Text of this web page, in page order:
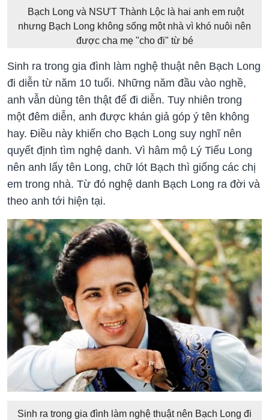
Bạch Long và NSƯT Thành Lộc là hai anh em ruột
nhưng Bạch Long không sống một nhà vì khó nuôi nên
được cha mẹ "cho đi" từ bé
Sinh ra trong gia đình làm nghệ thuật nên Bạch Long
đi diễn từ năm 10 tuổi. Những năm đầu vào nghề,
anh vẫn dùng tên thật để đi diễn. Tuy nhiên trong
một đêm diễn, anh được khán giả góp ý tên không
hay. Điều này khiến cho Bạch Long suy nghĩ nên
quyết định tìm nghệ danh. Vì hâm mộ Lý Tiểu Long
nên anh lấy tên Long, chữ lót Bạch thì giống các chị
em trong nhà. Từ đó nghệ danh Bạch Long ra đời và
theo anh tới hiện tại.
Sinh ra trong gia đình làm nghệ thuật nên Bạch Long đi